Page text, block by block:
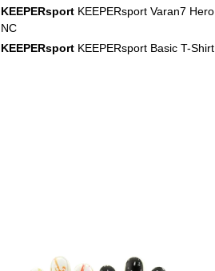
KEEPERsport KEEPERsport Varan7 Hero
NC
KEEPERsport KEEPERsport Basic T-Shirt